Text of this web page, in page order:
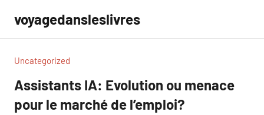
contenu
voyagedansleslivres
Uncategorized
Assistants IA: Evolution ou menace
pour le marché de l’emploi?